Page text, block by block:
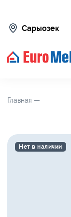
Сарыозек
Главная —
Нет в наличии